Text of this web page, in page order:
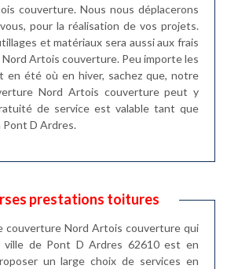
couverture. Nous nous déplacerons
pour la réalisation de vos projets.
et matériaux sera aussi aux frais
Artois couverture. Peu importe les
en été où en hiver, sachez que, notre
Nord Artois couverture peut y
de service est valable tant que
Pont D Ardres.
prestations toitures
couverture Nord Artois couverture qui
ville de Pont D Ardres 62610 est en
un large choix de services en